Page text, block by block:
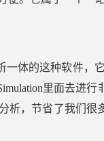
体的这种软件
里面去进
析，节省了我们